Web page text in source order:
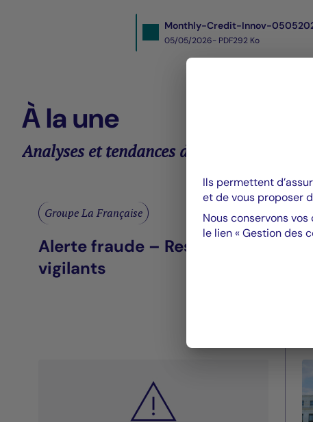
Monthly-Credit-Innov-
05/05/2026- PDF292 Ko
À la une
Analyses et tendances des marchés
Groupe La Française
Alerte fraude – Restez
vigilants
Ils permettent
et de vous proposer
Nous conservons
le lien « Gestion des